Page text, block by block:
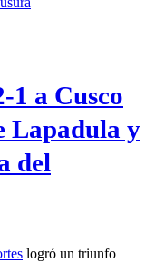
1 a Cusco
Lapadula y
del
logró un triunfo